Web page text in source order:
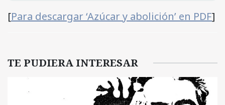
[Para descargar ‘Azúcar y abolición’ en PDF]
TE PUDIERA INTERESAR